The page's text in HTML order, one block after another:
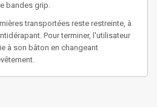
bandes grip.
transportées reste restreinte, à
Pour terminer, l'utilisateur
à son bâton en changeant